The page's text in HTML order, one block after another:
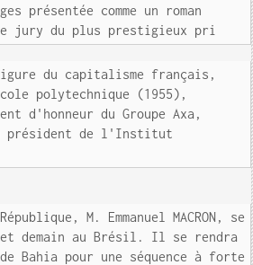
présentée comme un roman
jury du plus prestigieux pri
figure du capitalisme français,
polytechnique (1955),
d'honneur du Groupe Axa,
président de l'Institut
M. Emmanuel MACRON, se
demain au Brésil. Il se rendra
Bahia pour une séquence à forte